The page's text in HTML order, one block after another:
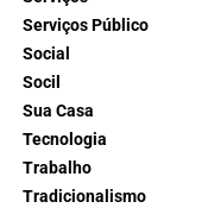
Serviços Público
Social
Socil
Sua Casa
Tecnologia
Trabalho
Tradicionalismo